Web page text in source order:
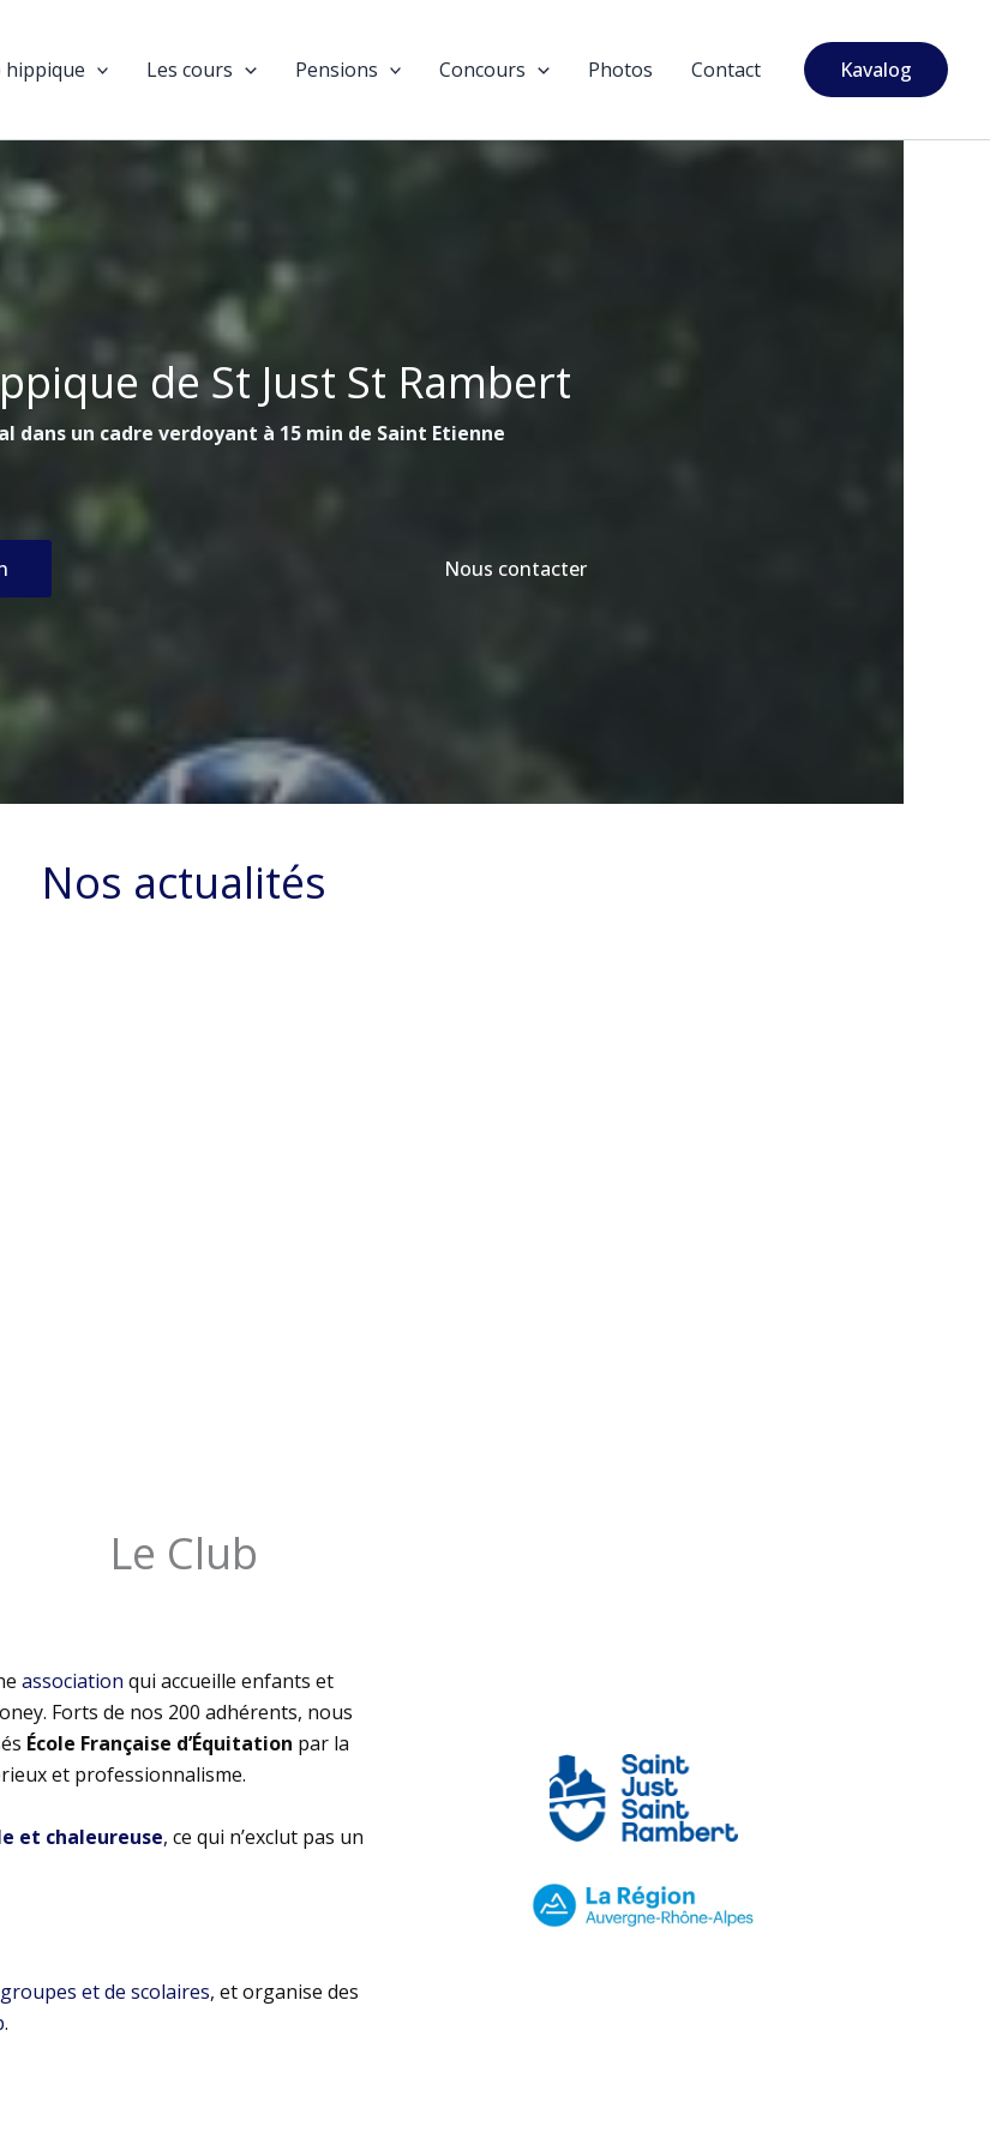
hippique Les cours Pensions Concours Photos Contact Kavalog
de St Just St Rambert
dans un cadre verdoyant à 15 min de Saint Etienne
Nous contacter
Nos actualités
Le Club
association qui accueille enfants et
Forts de nos 200 adhérents, nous
École Française d’Équitation par la
et professionnalisme.
et chaleureuse, ce qui n’exclut pas un
groupes et de scolaires, et organise des
.